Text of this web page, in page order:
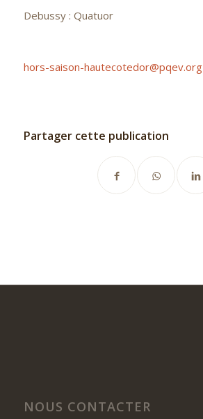
Debussy : Quatuor
hors-saison-hautecotedor@pqev.org
Partager cette publication
NOUS CONTACTER